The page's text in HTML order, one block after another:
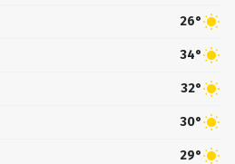
26°
34°
32°
30°
29°